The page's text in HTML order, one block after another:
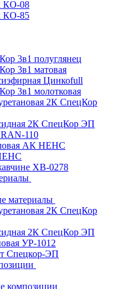
КО-08
КО-85
3в1 полуглянец
3в1 матовая
Цинкоfull
3в1 молотковая
2К СпецКор
2К СпецКор ЭП
110
АК НЕНС
ХВ-0278
материалы
2К СпецКор
2К СпецКор ЭП
УР-1012
Спецкор-ЭП
композиции